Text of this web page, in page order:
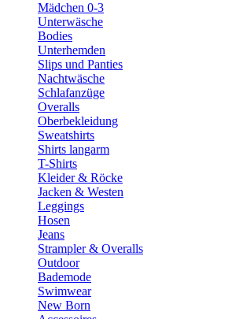
Mädchen 0-3
Unterwäsche
Bodies
Unterhemden
Slips und Panties
Nachtwäsche
Schlafanzüge
Overalls
Oberbekleidung
Sweatshirts
Shirts langarm
T-Shirts
Kleider & Röcke
Jacken & Westen
Leggings
Hosen
Jeans
Strampler & Overalls
Outdoor
Bademode
Swimwear
New Born